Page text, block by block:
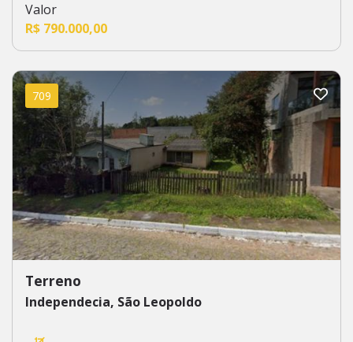
Valor
R$ 790.000,00
709
Terreno
Independecia, São Leopoldo